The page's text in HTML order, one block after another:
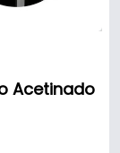
Acetinado